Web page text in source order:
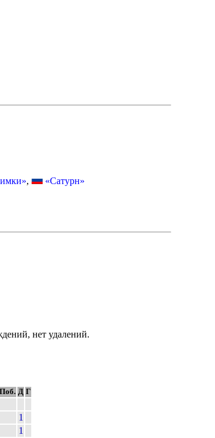
,
«Сатурн»
нет удалений.
Поб. Д Г
1
1